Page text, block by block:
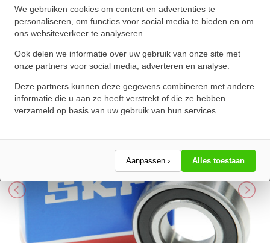
We gebruiken cookies om content en advertenties te
personaliseren, om functies voor social media te bieden en om
ons websiteverkeer te analyseren.
Ook delen we informatie over uw gebruik van onze site met
onze partners voor social media, adverteren en analyse.
Deze partners kunnen deze gegevens combineren met andere
informatie die u aan ze heeft verstrekt of die ze hebben
verzameld op basis van uw gebruik van hun services.
Aanpassen › Alles toestaan
SKF Kogellager 61806/6806 2RZ
(30x42x7mm)
★★★★★
★★★★★
Schrijf een review!